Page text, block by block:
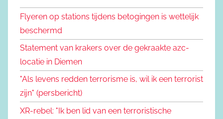
Flyeren op stations tijdens betogingen is wettelijk
beschermd
Statement van krakers over de gekraakte azc-
locatie in Diemen
"Als levens redden terrorisme is, wil ik een terrorist
zijn" (persbericht)
XR-rebel: "Ik ben lid van een terroristische